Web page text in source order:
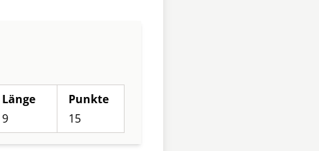
Länge
9
Punkte
15